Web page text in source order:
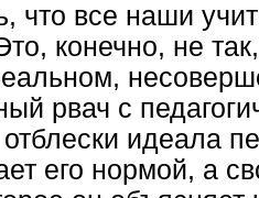
что все наши
конечно, не
рвач с
идеала
его нормой, а